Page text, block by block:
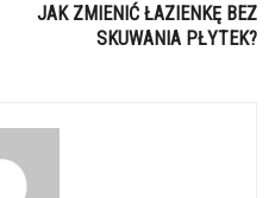
JAK ZMIENIĆ ŁAZIENKĘ BEZ
SKUWANIA PŁYTEK?